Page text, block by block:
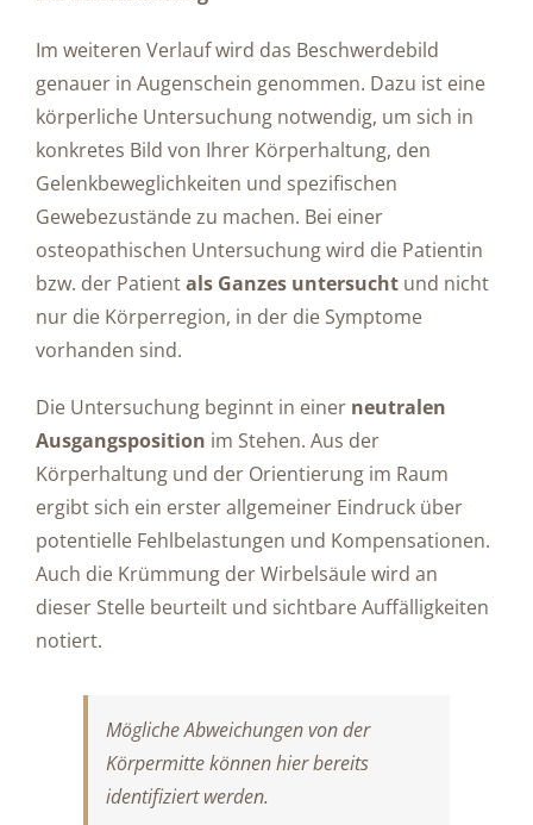
Im weiteren Verlauf wird das Beschwerdebild
genauer in Augenschein genommen. Dazu ist eine
körperliche Untersuchung notwendig, um sich in
konkretes Bild von Ihrer Körperhaltung, den
Gelenkbeweglichkeiten und spezifischen
Gewebezustände zu machen. Bei einer
osteopathischen Untersuchung wird die Patientin
bzw. der Patientals Ganzes untersucht und nicht
nur die Körperregion, in der die Symptome
vorhanden sind.
Die Untersuchung beginnt in einer neutralen
Ausgangsposition im Stehen. Aus der
Körperhaltung und der Orientierung im Raum
ergibt sich ein erster allgemeiner Eindruck über
potentielle Fehlbelastungen und Kompensationen.
Auch die Krümmung der Wirbelsäule wird an
dieser Stelle beurteilt und sichtbare Auffälligkeiten
notiert.
Mögliche Abweichungen von der
Körpermitte können hier bereits
identifiziert werden.